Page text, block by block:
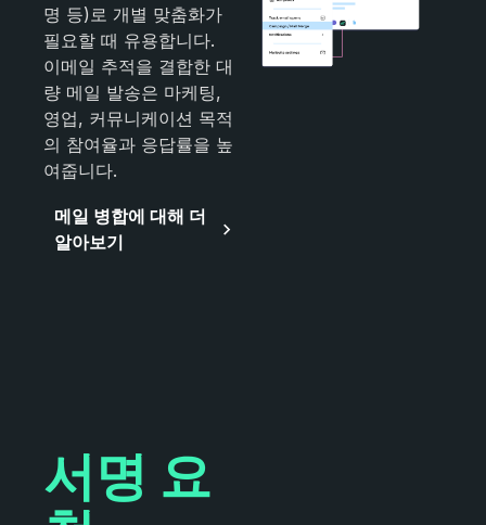
명 등)로 개별 맞춤화가
필요할 때 유용합니다.
이메일 추적을 결합한 대
량 메일 발송은 마케팅,
영업, 커뮤니케이션 목적
의 참여율과 응답률을 높
여줍니다.
메일 병합에 대해 더
알아보기
서명 요